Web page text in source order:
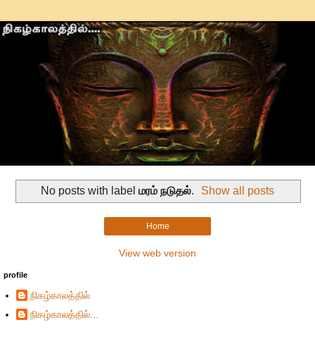
No posts with label மரம் நடுதல். Show all posts
Home
View web version
profile
நிகழ்காலத்தில்
நிகழ்காலத்தில்...